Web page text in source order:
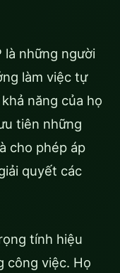
là những người
làm việc tự
năng của họ
tiên những
cho phép áp
quyết các
tính hiệu
công việc. Họ